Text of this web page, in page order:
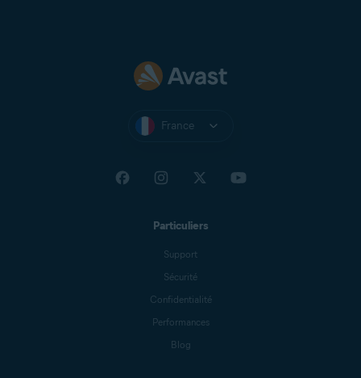
France
Particuliers
Support
Sécurité
Confidentialité
Performances
Blog